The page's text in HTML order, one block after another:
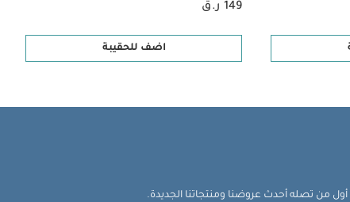
149 ر.ق
اضف للحقيبة
من تصله أحدث عروضنا ومنتجاتنا الجديدة.